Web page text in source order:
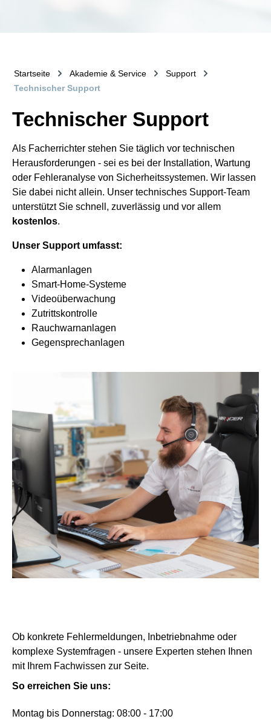
Startseite Akademie & Service
Support
Technischer Support
Technischer Support
Als Facherrichter stehen Sie täglich vor technischen
Herausforderungen - sei es bei der Installation, Wartung
oder Fehleranalyse von Sicherheitssystemen. Wir lassen
Sie dabei nicht allein. Unser technisches Support-Team
unterstützt Sie schnell, zuverlässig und vor allem
kostenlos.
Unser Support umfasst:
Alarmanlagen
Smart-Home-Systeme
Videoüberwachung
Zutrittskontrolle
Rauchwarnanlagen
Gegensprechanlagen
Ob konkrete Fehlermeldungen, Inbetriebnahme oder
komplexe Systemfragen - unsere Experten stehen Ihnen
mit Ihrem Fachwissen zur Seite.
So erreichen Sie uns:
Montag bis Donnerstag: 08:00 - 17:00